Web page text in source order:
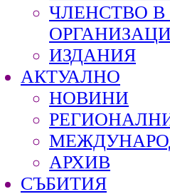
ЧЛЕНСТВО
ИЗДАНИЯ
АКТУАЛНО
НОВИНИ
АРХИВ
СЪБИТИЯ